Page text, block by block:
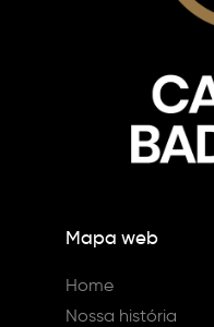
Mapa web
Home
Nossa história